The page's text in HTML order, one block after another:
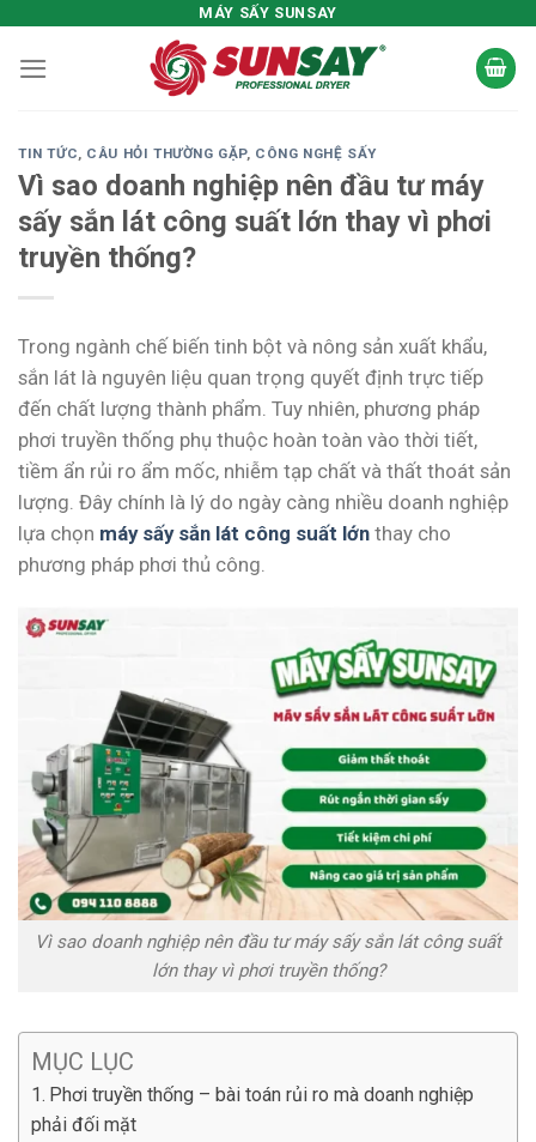
content
MÁY SẤY SUNSAY
TIN TỨC, CÂU HỎI THƯỜNG GẶP, CÔNG NGHỆ SẤY
Vì sao doanh nghiệp nên đầu tư máy
sấy sắn lát công suất lớn thay vì phơi
truyền thống?
Trong ngành chế biến tinh bột và nông sản xuất khẩu,
sắn lát là nguyên liệu quan trọng quyết định trực tiếp
đến chất lượng thành phẩm. Tuy nhiên, phương pháp
phơi truyền thống phụ thuộc hoàn toàn vào thời tiết,
tiềm ẩn rủi ro ẩm mốc, nhiễm tạp chất và thất thoát sản
lượng. Đây chính là lý do ngày càng nhiều doanh nghiệp
lựa chọn máy sấy sắn lát công suất lớn thay cho
phương pháp phơi thủ công.
Vì sao doanh nghiệp nên đầu tư máy sấy sắn lát công suất
lớn thay vì phơi truyền thống?
MỤC LỤC
Phơi truyền thống – bài toán rủi ro mà doanh nghiệp
phải đối mặt